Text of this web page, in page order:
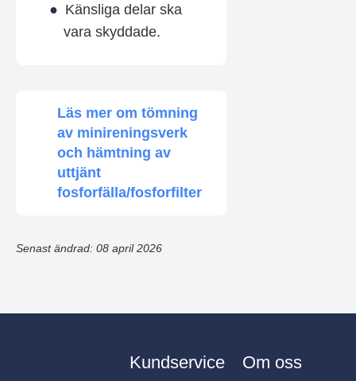
Känsliga delar ska
vara skyddade.
Läs mer om tömning
av minireningsverk
och hämtning av
uttjänt
fosforfälla/fosforfilter
Senast ändrad: 08 april 2026
Kundservice Om oss